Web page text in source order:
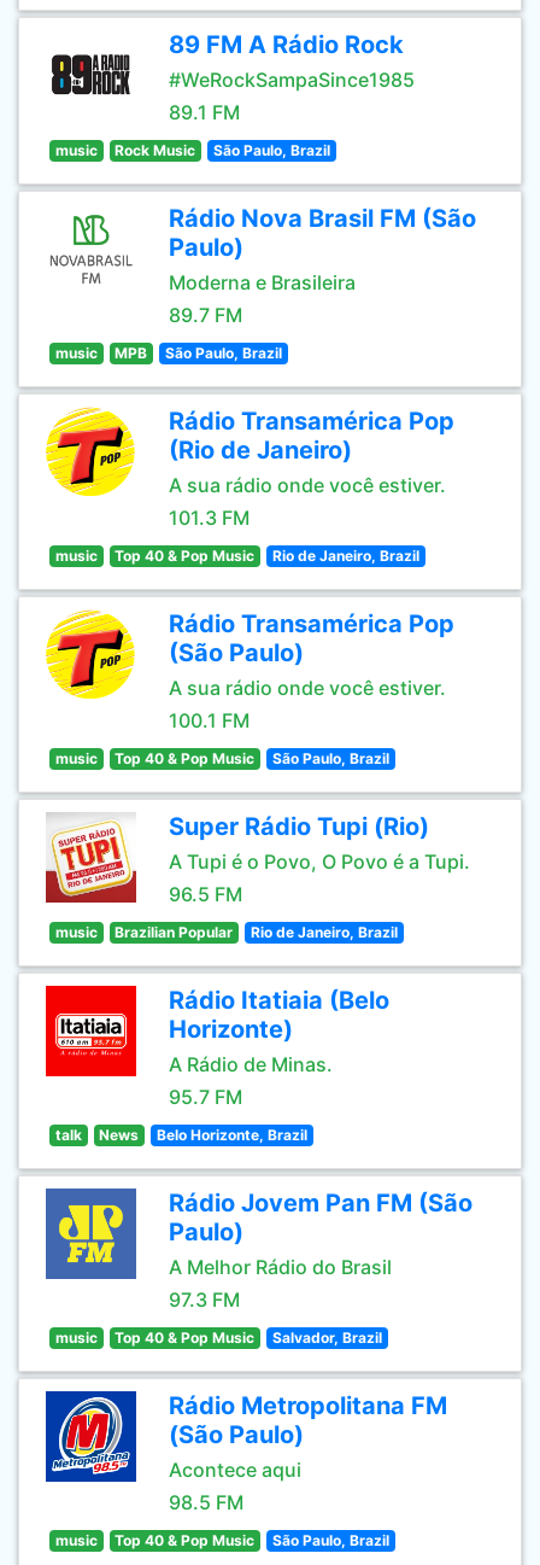
89 FM A Rádio Rock
#WeRockSampaSince1985
89.1 FM
music Rock Music São Paulo, Brazil
Rádio Nova Brasil FM (São
Paulo)
Moderna e Brasileira
89.7 FM
music MPB São Paulo, Brazil
Rádio Transamérica Pop
(Rio de Janeiro)
A sua rádio onde você estiver.
101.3 FM
music Top 40 & Pop Music Rio de Janeiro, Brazil
Rádio Transamérica Pop
(São Paulo)
A sua rádio onde você estiver.
100.1 FM
music Top 40 & Pop Music São Paulo, Brazil
Super Rádio Tupi (Rio)
A Tupi é o Povo, O Povo é a Tupi.
96.5 FM
music Brazilian Popular Rio de Janeiro, Brazil
Rádio Itatiaia (Belo
Horizonte)
A Rádio de Minas.
95.7 FM
talk News Belo Horizonte, Brazil
Rádio Jovem Pan FM (São
Paulo)
A Melhor Rádio do Brasil
97.3 FM
music Top 40 & Pop Music Salvador, Brazil
Rádio Metropolitana FM
(São Paulo)
Acontece aqui
98.5 FM
music Top 40 & Pop Music São Paulo, Brazil